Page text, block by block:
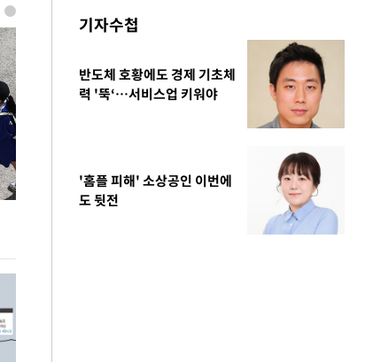
이 대통령, '청년 대책 속도 높여야…폭염 문제도 입추 코앞인데
기자수첩
반도체 호황에도 경제 기초체
력 '뚝‘…서비스업 키워야
'홈플 피해' 소상공인 이번에
도 뒷전